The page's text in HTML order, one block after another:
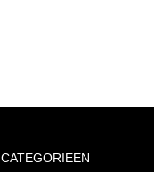
CATEGORIEEN